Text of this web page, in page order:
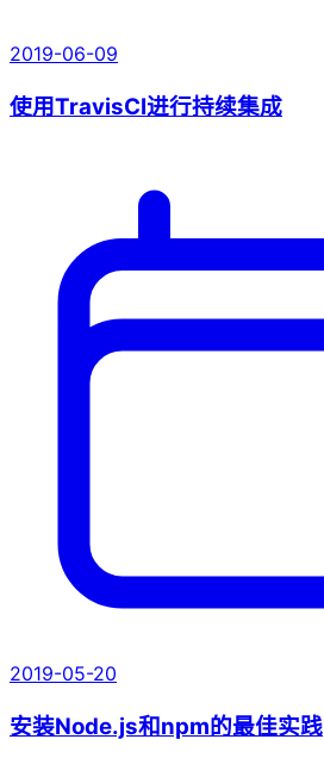
2019-06-09
使用TravisCI进行持续集成
2019-05-20
安装Node.js和npm的最佳实践